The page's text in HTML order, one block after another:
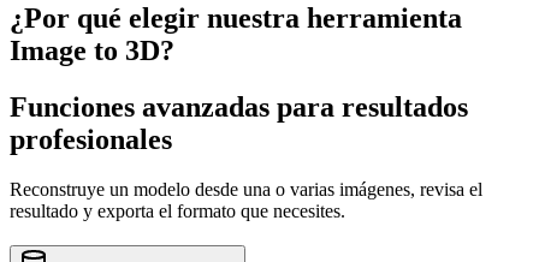
¿Por qué elegir nuestra herramienta
Image to 3D?
Funciones avanzadas para resultados
profesionales
Reconstruye un modelo desde una o varias imágenes, revisa el
resultado y exporta el formato que necesites.